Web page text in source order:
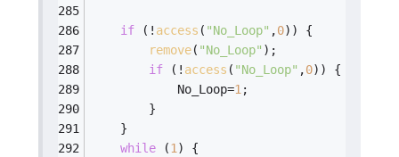
if (! access ( "No_Loop" ,0)) {
remove( "No_Loop" );
if (! access ( "No_Loop" ,0)) {
            No_Loop=
1;
        }
    }
while (1) {